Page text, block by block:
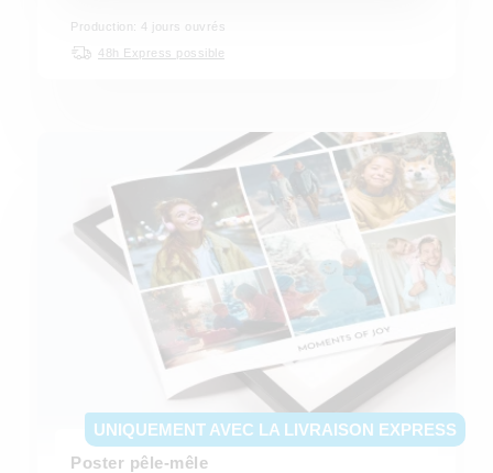
Production: 4 jours ouvrés
48h Express possible
UNIQUEMENT AVEC LA LIVRAISON EXPRESS
Poster pêle-mêle